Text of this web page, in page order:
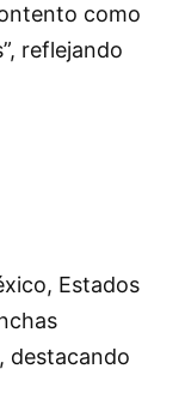
como
reflejando
Estados
destacando